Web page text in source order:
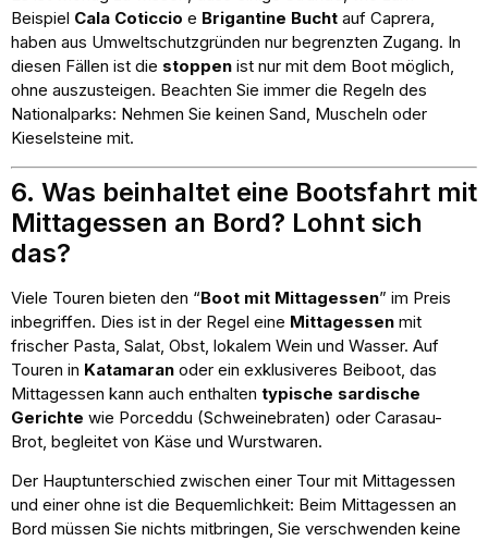
Beispiel Cala Coticcio e Brigantine Bucht auf Caprera,
haben aus Umweltschutzgründen nur begrenzten Zugang. In
diesen Fällen ist die stoppen ist nur mit dem Boot möglich,
ohne auszusteigen. Beachten Sie immer die Regeln des
Nationalparks: Nehmen Sie keinen Sand, Muscheln oder
Kieselsteine mit.
6. Was beinhaltet eine Bootsfahrt mit
Mittagessen an Bord? Lohnt sich
das?
Viele Touren bieten den “Boot mit Mittagessen” im Preis
inbegriffen. Dies ist in der Regel eine Mittagessen mit
frischer Pasta, Salat, Obst, lokalem Wein und Wasser. Auf
Touren in Katamaran oder ein exklusiveres Beiboot, das
Mittagessen kann auch enthalten typische sardische
Gerichte wie Porceddu (Schweinebraten) oder Carasau-
Brot, begleitet von Käse und Wurstwaren.
Der Hauptunterschied zwischen einer Tour mit Mittagessen
und einer ohne ist die Bequemlichkeit: Beim Mittagessen an
Bord müssen Sie nichts mitbringen, Sie verschwenden keine